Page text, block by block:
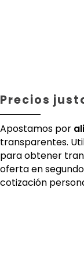
Precios
Apostamos por
transparentes.
para obtener
oferta en
cotización